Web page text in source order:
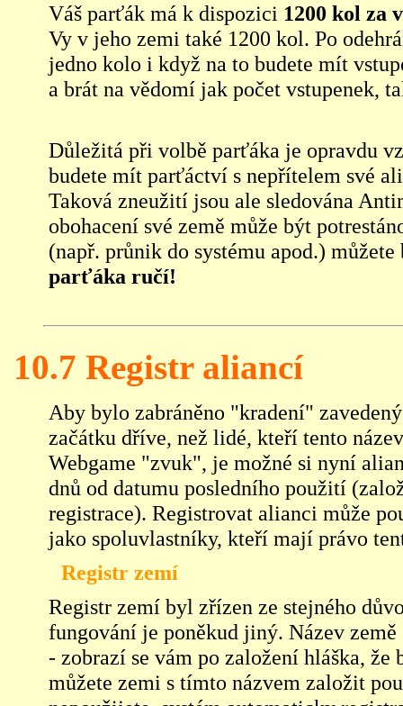
Váš parťák má k dispozici 1200 kol za
Vy v jeho zemi také 1200 kol. Po
jedno kolo i když na to budete mít
a brát na vědomí jak počet vstupenek,
Důležitá při volbě parťáka je opravdu
budete mít parťáctví s nepřítelem své
Taková zneužití jsou ale sledována
obohacení své země může být
(např. průnik do systému apod.)
parťáka ručí!
10.7 Registr aliancí
Aby bylo zabráněno "kradení"
začátku dříve, než lidé, kteří tento
Webgame "zvuk", je možné si nyní
dnů od datumu posledního použití
registrace). Registrovat alianci může
jako spoluvlastníky, kteří mají právo
Registr zemí
Registr zemí byl zřízen ze stejného
fungování je poněkud jiný. Název
- zobrazí se vám po založení hláška,
můžete zemi s tímto názvem založit